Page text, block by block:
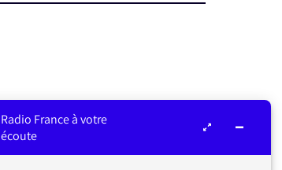
Radio France à votre
écoute